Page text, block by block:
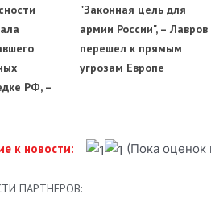
РФ, –
"Законная цель для
армии России", – Лавров
перешел к прямым
угрозам Европе
к новости: (Пока оценок
ПАРТНЕРОВ: